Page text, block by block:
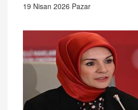
19 Nisan 2026 Pazar